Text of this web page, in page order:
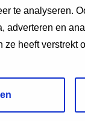
te analyseren.
adverteren en
ze heeft verstrekt
het
van het
of houden.
van